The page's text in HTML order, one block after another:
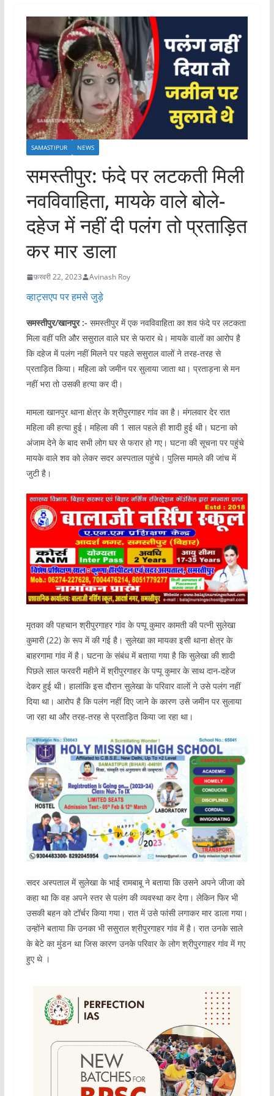
SAMASTIPUR NEWS
समस्तीपुर: फंदे पर लटकती मिली
नवविवाहिता, मायके वाले बोले-
दहेज में नहीं दी पलंग तो प्रताड़ित
कर मार डाला
फ़रवरी 22, 2023 Avinash Roy
व्हाट्सएप पर हमसे जुड़े
समस्तीपुर/खानपुर :- समस्तीपुर में एक नवविवाहिता का शव फंदे पर लटकता
मिला वहीं पति और ससुराल वाले घर से फरार थे। मायके वालों का आरोप है
कि दहेज में पलंग नहीं मिलने पर पहले ससुराल वालों ने तरह-तरह से
प्रताड़ित किया। महिला को जमीन पर सुलाया जाता था। प्रताड़ना से मन
नहीं भरा तो उसकी हत्या कर दी।
मामला खानपुर थाना क्षेत्र के श्रीपुरगाहर गांव का है। मंगलवार देर रात
महिला की हत्या हुई। महिला की 1 साल पहले ही शादी हुई थी। घटना को
अंजाम देने के बाद सभी लोग घर से फरार हो गए। घटना की सूचना पर पहुंचे
मायके वाले शव को लेकर सदर अस्पताल पहुंचे। पुलिस मामले की जांच में
जुटी है।
मृतका की पहचान श्रीपुरगाहर गांव के पप्पू कुमार कामती की पत्नी सुलेखा
कुमारी (22) के रूप में की गई है। सुलेखा का मायका इसी थाना क्षेत्र के
बाहरगामा गांव में है। घटना के संबंध में बताया गया है कि सुलेखा की शादी
पिछले साल फरवरी महीने में श्रीपुरगाहर के पप्पू कुमार के साथ दान-दहेज
देकर हुई थी। हालांकि इस दौरान सुलेखा के परिवार वालों ने उसे पलंग नहीं
दिया था। आरोप है कि पलंग नहीं दिए जाने के कारण उसे जमीन पर सुलाया
जा रहा था और तरह-तरह से प्रताड़ित किया जा रहा था।
सदर अस्पताल में सुलेखा के भाई रामबाबू ने बताया कि उसने अपने जीजा को
कहा था कि वह अपने स्तर से पलंग की व्यवस्था कर देगा। लेकिन फिर भी
उसकी बहन को टॉर्चर किया गया। रात में उसे फांसी लगाकर मार डाला गया।
उन्होंने बताया कि उनका भी ससुराल श्रीपुरगाहर गांव में है। रात उनके साले
के बेटे का मुंडन था जिस कारण उनके परिवार के लोग श्रीपुरगाहर गांव में गए
हुए थे ।